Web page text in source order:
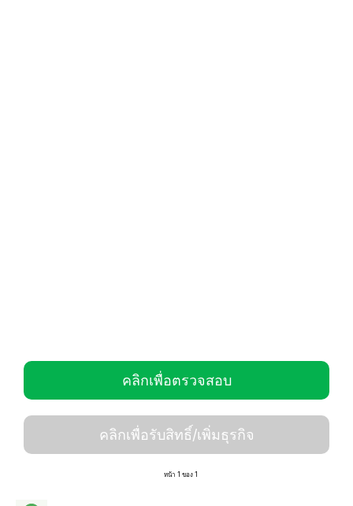
คลิกเพื่อตรวจสอบ
คลิกเพื่อรับสิทธิ์/เพิ่มธุรกิจ
หน้า 1 ของ 1